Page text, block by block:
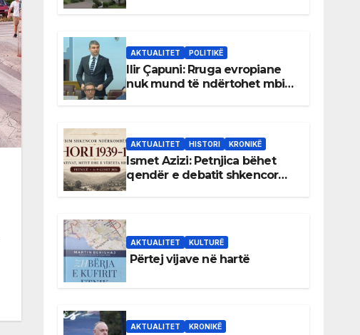
AKTUALITET POLITIKË
Ilir Çapuni: Rruga evropiane
nuk mund të ndërtohet mbi
AKTUALITET HISTORI KRONIKË
Ismet Azizi: Petnjica bëhet
qendër e debatit shkencor
AKTUALITET KULTURË
Përtej vijave në hartë
AKTUALITET KRONIKË